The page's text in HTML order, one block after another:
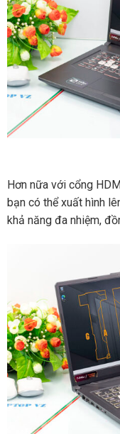
Hơn nữa với cổng
bạn có thể xuất hình
khả năng đa nhiệm,